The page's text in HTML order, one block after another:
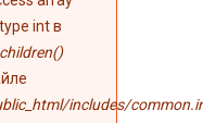
int в
includes/